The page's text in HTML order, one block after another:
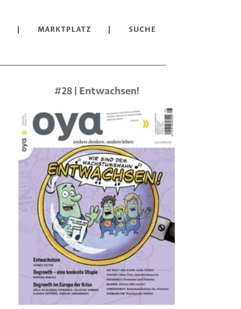
MARKTPLATZ SUCHE
#28 | Entwachsen!